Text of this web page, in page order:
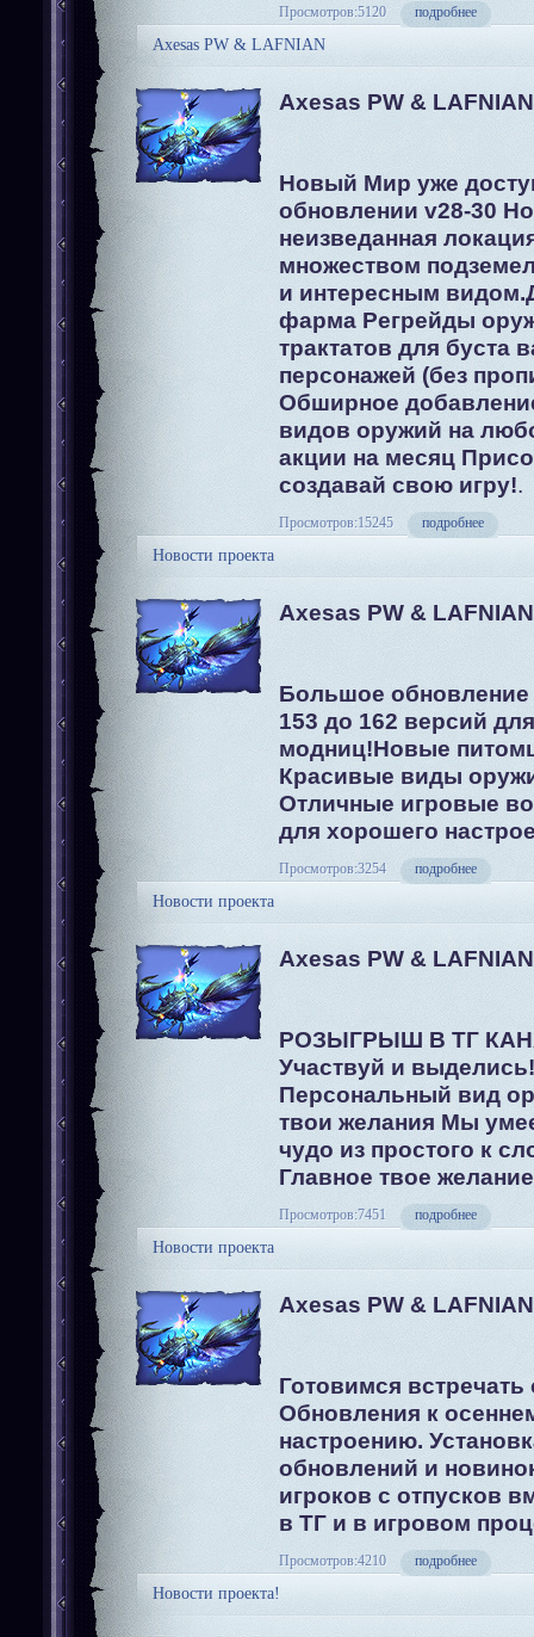
Просмотров:5120 подробнее
Axesas PW & LAFNIAN
Axesas PW & LAFNIAN
Новый Мир уже
обновлении v28-30
неизведанная
множеством
и интересным
фарма Регрейды
трактатов для буста
персонажей (без
Обширное
видов оружий на
акции на месяц
создавай свою игру!.
Просмотров:15245 подробнее
Новости проекта
Axesas PW & LAFNIAN
Большое обновление
153 до 162 версий
модниц!Новые
Красивые виды
Отличные игровые
для хорошего
Просмотров:3254 подробнее
Новости проекта
Axesas PW & LAFNIAN
РОЗЫГРЫШ В ТГ
Участвуй и выделись!
Персональный вид
твои желания Мы
чудо из простого к
Главное твое
Просмотров:7451 подробнее
Новости проекта
Axesas PW & LAFNIAN
Готовимся встречать
Обновления к
настроению.
обновлений и
игроков с отпусков
в ТГ и в игровом
Просмотров:4210 подробнее
Новости проекта!